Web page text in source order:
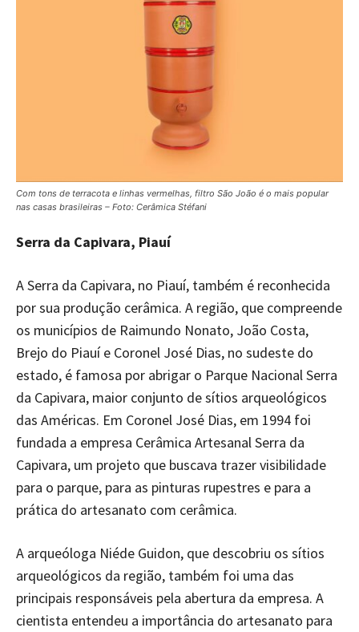
Com tons de terracota e linhas vermelhas, filtro São João é o mais popular
nas casas brasileiras – Foto: Cerâmica Stéfani
Serra da Capivara, Piauí
A Serra da Capivara, no Piauí, também é reconhecida
por sua produção cerâmica. A região, que compreende
os municípios de Raimundo Nonato, João Costa,
Brejo do Piauí e Coronel José Dias, no sudeste do
estado, é famosa por abrigar o Parque Nacional Serra
da Capivara, maior conjunto de sítios arqueológicos
das Américas. Em Coronel José Dias, em 1994 foi
fundada a empresa Cerâmica Artesanal Serra da
Capivara, um projeto que buscava trazer visibilidade
para o parque, para as pinturas rupestres e para a
prática do artesanato com cerâmica.
A arqueóloga Niéde Guidon, que descobriu os sítios
arqueológicos da região, também foi uma das
principais responsáveis pela abertura da empresa. A
cientista entendeu a importância do artesanato para